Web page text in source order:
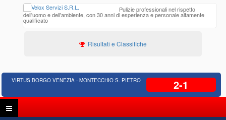
Pulizie professionali nel rispetto
dell'uomo e dell'ambiente, con 30 anni di esperienza e personale altamente
qualificato
Risultati e Classifiche
VIRTUS BORGO VENEZIA - MONTECCHIO S. PIETRO 2-1